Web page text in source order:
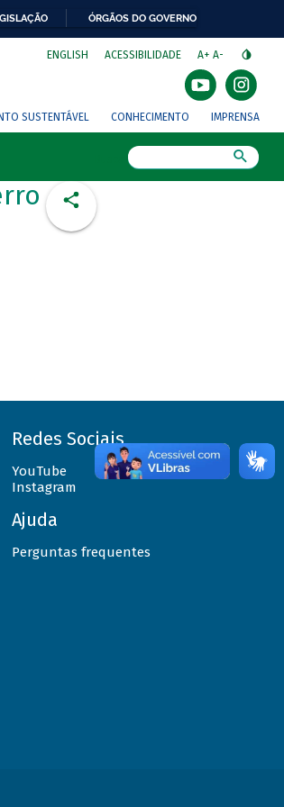
ÓRGÃOS DO GOVERNO
ENGLISH ACESSIBILIDADE A+ A-
SUSTENTÁVEL CONHECIMENTO IMPRENSA
Redes Sociais
YouTube
Instagram
Ajuda
Perguntas frequentes